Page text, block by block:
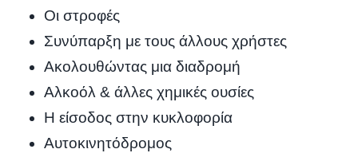
Οι στροφές
Συνύπαρξη με τους άλλους χρήστες
Ακολουθώντας μια διαδρομή
Αλκοόλ & άλλες χημικές ουσίες
Η είσοδος στην κυκλοφορία
Αυτοκινητόδρομος